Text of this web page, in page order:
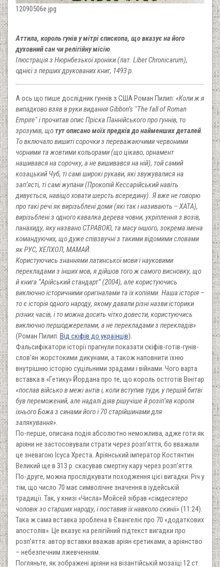
12090506e.jpg
Аттила, король гунів у мітрі єпископа, що вказує на його
духовний сан чи релігійну місію.
Ілюстрація з Нюрнбезької хроніки (лат. Liber Chronicarum),
однієї з перших друкованих книг, 1493 р.
А ось що пише дослідник гуннів з США Роман Пилип: «Коли ж я
випадково взяв в руки видання Gibbon’s "The fall of Roman
Empire" і прочитав опис Пріска Паннійського про гуннів, то
зрозумів, щотут описано моїх предків до найменших деталей.
То включало вишиті сорочки з переважаючими червоними
чорними та жовтими кольорами (що цікаво, орнамент
нашивався на сорочку, а не вишивався на ній), той самий
козацький Чуб, ті самі широкі рукави, які звужувалися на
зап’ясті, ті самі жупани (Прокопій Кессарійський навіть
дивується, навіщо ховати шерсть всередину). Я вже не говорю
про такі речі як вирізьблені доми (які так і називають – ХАТА),
вирізьблені з одного кавалка дерева човни, укріплення з возів,
панахиду, яку названо СТРАВОЮ, та масу іншого, зокрема імена
командуючих, що дуже співзвучні з такими відомими словами
як РУС, ХЕЛХОЛ, МАМАЙ.
Користуючись знаннями латинської мови і науковими
перекладами з інших мов, я дійшов того ж самого висновку, що
й книга “Арійський стандарт” (2004), але користуючись
виключно історичними оригіналами та їх копіями. Наша історія –
то є історія одного народу, якому давали різні назви історики
різних часів, і то можна досить чітко довести, користуючись
виключно першоджерелами, а не перекладами з перекладів»
(Роман Пилип. Від скіфів до українців).
Фальсифікатори історії прагнули показати скіфів-готів-гунів-
слов’ян жорстокими дикунами, а також наповнити їхню
внутрішню історію суцільними зрадами і війнами. Чого варта
вставка в «Гетику» Йордана про те, що король остготів Вінітар
«послав військо в межі антів і, коли вступив туди, у першій битві
був переможений, але надалі діяв рішучіше й розіп’яв короля
їхнього Божа з синами його і 70 старійшинами для
залякування».
По-перше, описана подія абсолютно неможлива, адже готи як
аріяни не застосовували страти через розп’яття, бо вважали
це зневагою Ісуса Хреста. Аріянський імператор Костянтин
Великий ще в 313 р. скасував смертну кару через розп’яття.
По-друге, можна прослідкувати походження цієї вигадки. Річ у
тім, що число 70 має символічне значення в іудейській
традиції. Так, у книзі «Числа» Мойсей зібрав «сімдесятеро
чоловік зо старших народу, і поставив їх навколо скинії»(11:24).
Така ж сама вставка зроблена в Євангеліє про 70 «додаткових
апостолів». Це вказує на релігійний підтекст вигадки про
розп’яття: автор вставки вважав аріян єретиками, а аріянство
– небезпечним лжевченням.
Погляньте, як зображені аріяни на візантійській мозаїці 12 ст.